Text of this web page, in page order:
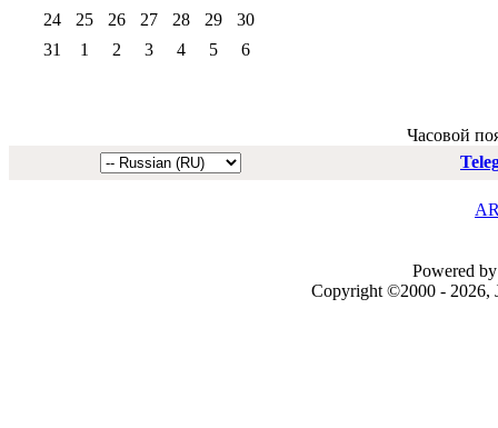
24
25 26 27 28 29
30
31
1 2 3 4 5 6
Часовой
Powered
Copyright ©2000 - 2026,